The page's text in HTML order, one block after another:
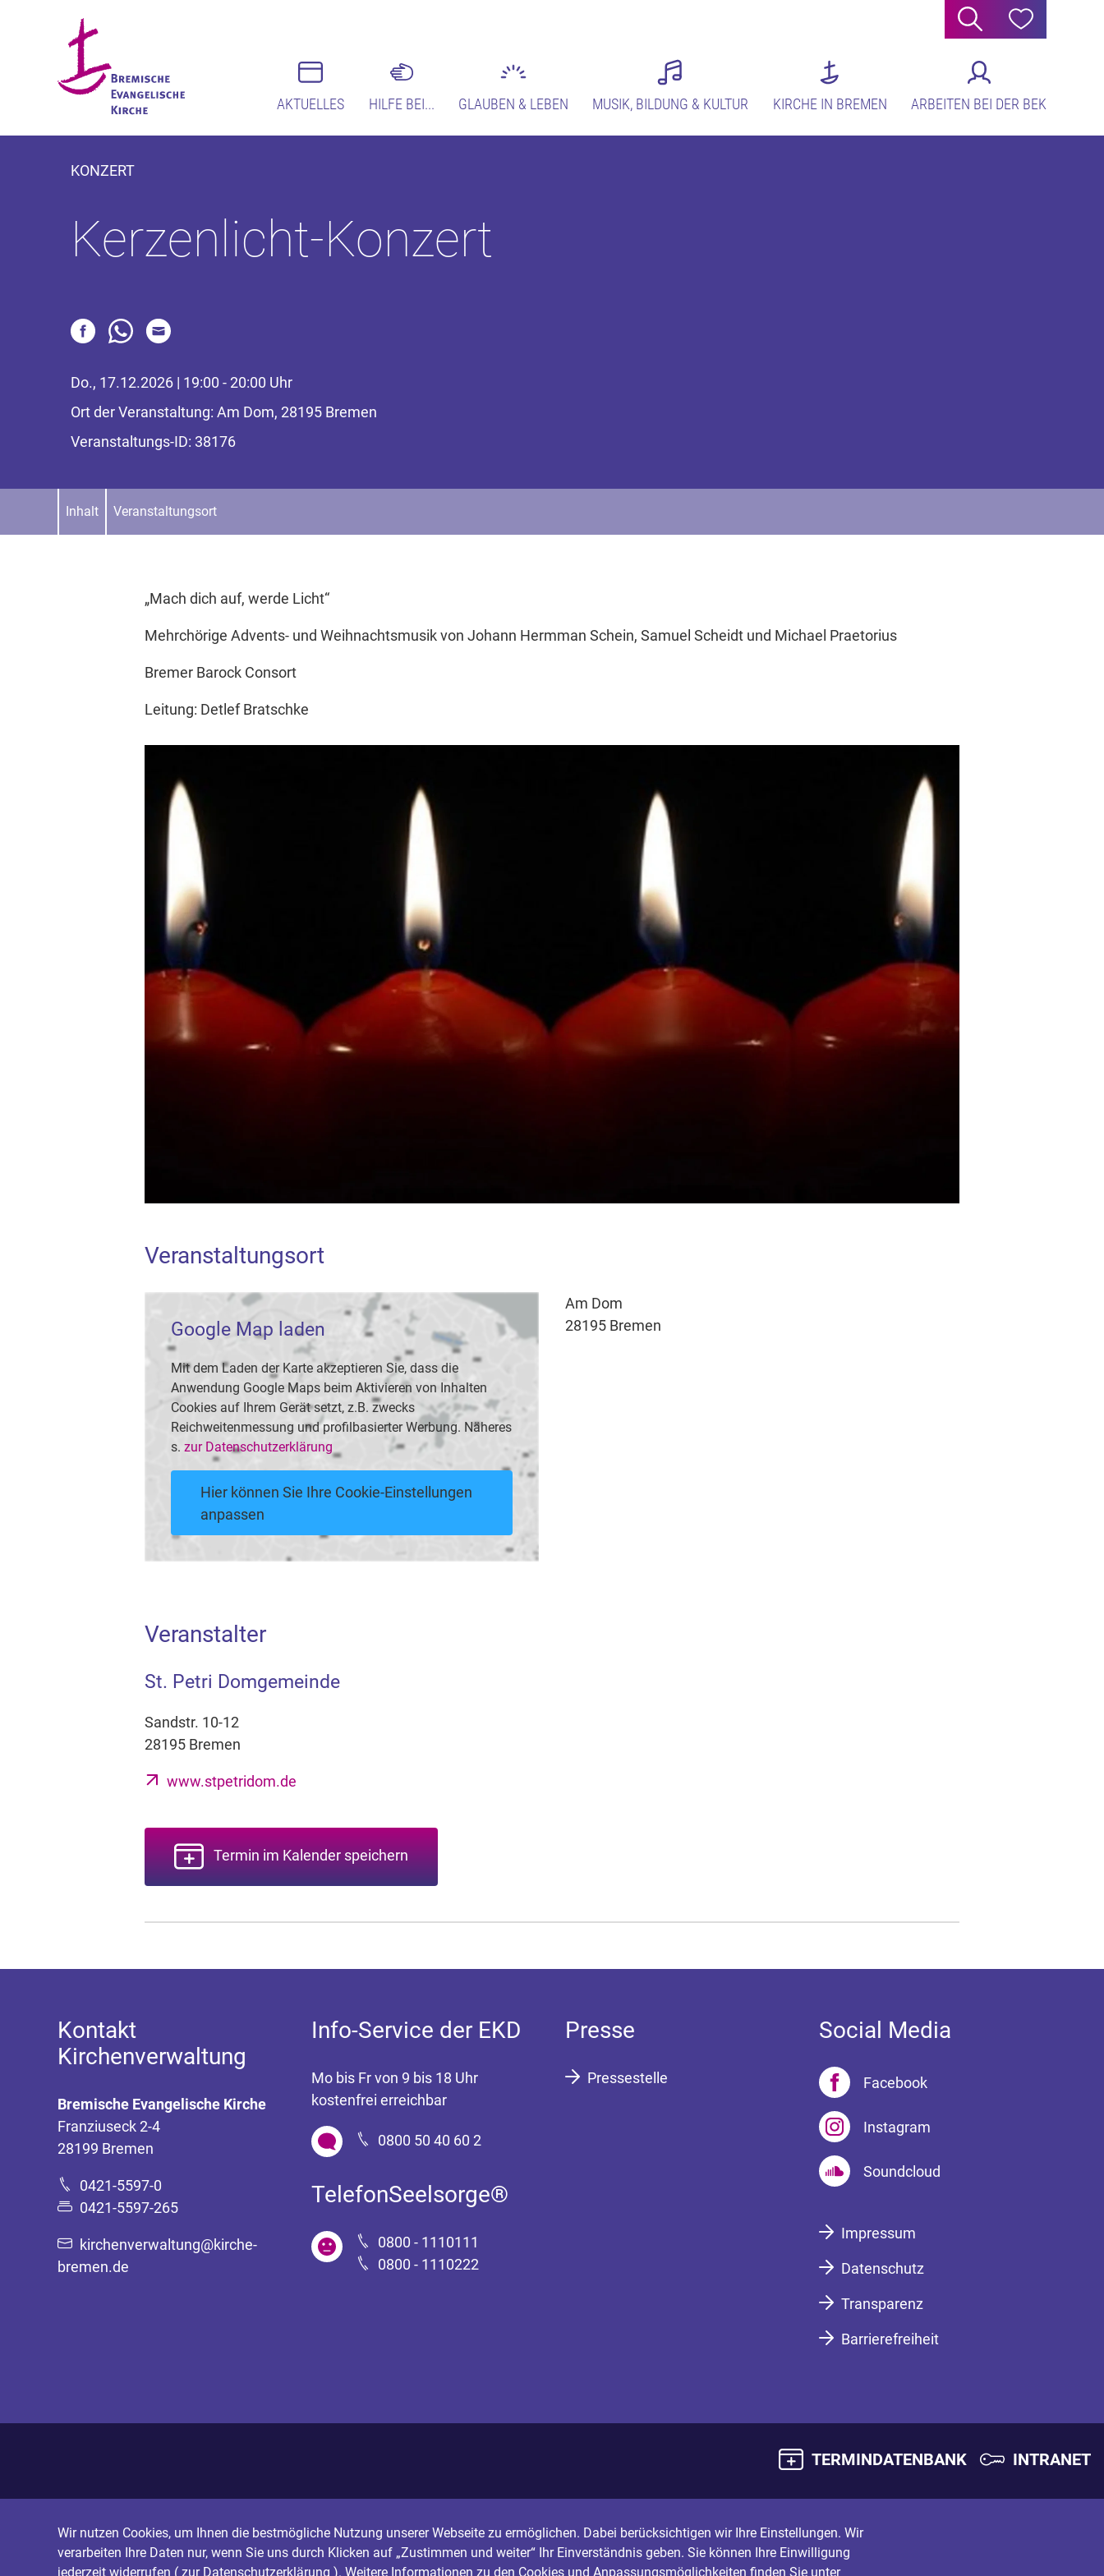
Suche Hilfe
AKTUELLES HILFE BEI... GLAUBEN & LEBEN MUSIK, BILDUNG & KULTUR KIRCHE IN BREMEN ARBEITEN BEI DER BEK
KONZERT
Kerzenlicht-Konzert
Do., 17.12.2026 | 19:00 - 20:00 Uhr
Ort der Veranstaltung: Am Dom, 28195 Bremen
Veranstaltungs-ID: 38176
Inhalt Veranstaltungsort
„Mach dich auf, werde Licht“
Mehrchörige Advents- und Weihnachtsmusik von Johann Hermman Schein, Samuel Scheidt und Michael Praetorius
Bremer Barock Consort
Leitung: Detlef Bratschke
Veranstaltungsort
Google Map laden
Mit dem Laden der Karte akzeptieren Sie, dass die
Anwendung Google Maps beim Aktivieren von Inhalten
Cookies auf Ihrem Gerät setzt, z.B. zwecks
Reichweitenmessung und profilbasierter Werbung. Näheres
s. zur Datenschutzerklärung
Hier können Sie Ihre Cookie-Einstellungen
anpassen
Am Dom
28195 Bremen
Veranstalter
St. Petri Domgemeinde
Sandstr. 10-12
28195 Bremen
www.stpetridom.de
Termin im Kalender speichern
Kontakt
Kirchenverwaltung
Bremische Evangelische Kirche
Franziuseck 2-4
28199 Bremen
0421-5597-0
0421-5597-265
kirchenverwaltung@kirche-
bremen.de
Info-Service der EKD
Mo bis Fr von 9 bis 18 Uhr
kostenfrei erreichbar
0800 50 40 60 2
TelefonSeelsorge®
0800 - 1110111
0800 - 1110222
Presse
Pressestelle
Social Media
Facebook
Instagram
Soundcloud
Impressum
Datenschutz
Transparenz
Barrierefreiheit
TERMINDATENBANK INTRANET
Wir nutzen Cookies, um Ihnen die bestmögliche Nutzung unserer Webseite zu ermöglichen. Dabei berücksichtigen wir Ihre Einstellungen. Wir
verarbeiten Ihre Daten nur, wenn Sie uns durch Klicken auf „Zustimmen und weiter“ Ihr Einverständnis geben. Sie können Ihre Einwilligung
jederzeit widerrufen ( zur Datenschutzerklärung ). Weitere Informationen zu den Cookies und Anpassungsmöglichkeiten finden Sie unter